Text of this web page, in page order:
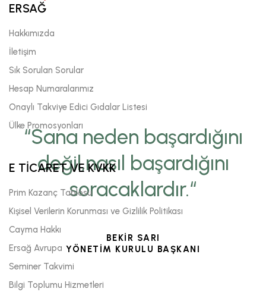
“Sana neden başardığını
değil,nasıl başardığını
soracaklardır.“
BEKİR SARI
YÖNETİM KURULU BAŞKANI
ERSAĞ
Hakkımızda
İletişim
Sık Sorulan Sorular
Hesap Numaralarımız
Onaylı Takviye Edici Gıdalar Listesi
Ülke Promosyonları
E TİCARET VE KVKK
Prim Kazanç Tablosu
Kişisel Verilerin Korunması ve Gizlilik Politikası
Cayma Hakkı
Ersağ Avrupa
Seminer Takvimi
Bilgi Toplumu Hizmetleri